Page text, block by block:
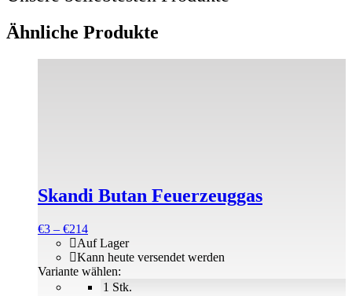
Ähnliche Produkte
Skandi Butan Feuerzeuggas
€3 – €214Preisspanne:
€3
bis
€214
1 Stk.
Auf Lager
Kann heute versendet werden
Variante wählen:
auf
der
gewählt
werden